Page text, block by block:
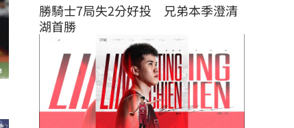
勝騎士7局失2分好投　兄弟本季澄清
湖首勝